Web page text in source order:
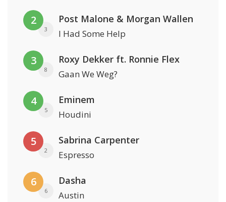
2
3
Post Malone & Morgan Wallen
I Had Some Help
3
8
Roxy Dekker ft. Ronnie Flex
Gaan We Weg?
4
5
Eminem
Houdini
5
2
Sabrina Carpenter
Espresso
6
6
Dasha
Austin